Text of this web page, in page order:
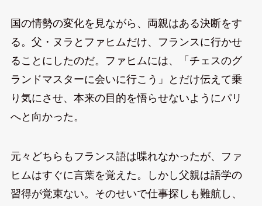
国の情勢の変化を見ながら、両親はある決断をす
る。父・ヌラとファヒムだけ、フランスに行かせ
ることにしたのだ。ファヒムには、「チェスのグ
ランドマスターに会いに行こう」とだけ伝えて乗
り気にさせ、本来の目的を悟らせないようにパリ
へと向かった。
元々どちらもフランス語は喋れなかったが、ファ
ヒムはすぐに言葉を覚えた。しかし父親は語学の
習得が覚束ない。そのせいで仕事探しも難航し、